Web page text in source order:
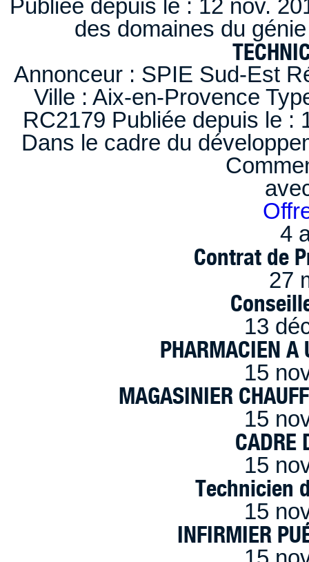
Publiée depuis le : 12 nov.
des domaines du
Annonceur : SPIE Sud-Est
Ville : Aix-en-Provence
RC2179 Publiée depuis le :
Dans le cadre du
4
Contrat de
27
13
PHARMACIEN A
15
MAGASINIER
15
CADRE
15
Technicien
15
INFIRMIER